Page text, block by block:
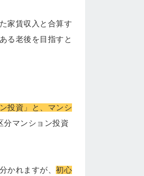
家賃収入と合算す
る老後を目指すと
投資」と、マンシ
分マンション投資
かれますが、 初心